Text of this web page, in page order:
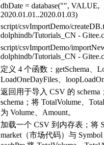
dbDate = database("", VALUE,
2020.01.01..2020.01.03)
script/csvImportDemo/
dolphindb/Tutorials_CN -
script/csvImportDemo/
dolphindb/Tutorials_CN -
定义 4 个函数：getSchema、
LoadOneDayFiles、
返回用于导入 CSV 的
schema；将 TotalVolume、
为 Volume、Amount。
加载一个 CSV 到内存表；将
market（市场代码）与